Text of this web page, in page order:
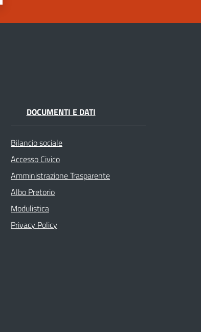
DOCUMENTI E DATI
Bilancio sociale
Accesso Civico
Amministrazione Trasparente
Albo Pretorio
Modulistica
Privacy Policy